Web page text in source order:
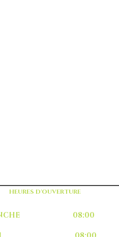
HEURES D'OUVERTURE
08:00